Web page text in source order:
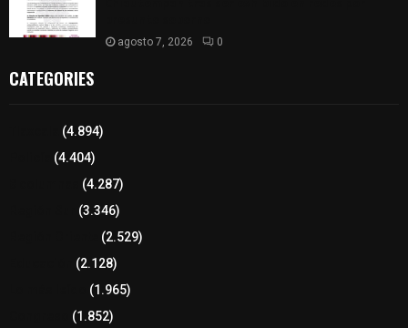
agosto 7, 2026 0
CATEGORIES
(4.894)
(4.404)
(4.287)
(3.346)
(2.529)
(2.128)
(1.965)
(1.852)